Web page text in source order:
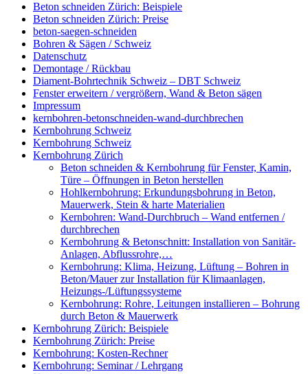
Beton schneiden Zürich: Beispiele
Beton schneiden Zürich: Preise
beton-saegen-schneiden
Bohren & Sägen / Schweiz
Datenschutz
Demontage / Rückbau
Diament-Bohrtechnik Schweiz – DBT Schweiz
Fenster erweitern / vergrößern, Wand & Beton sägen
Impressum
kernbohren-betonschneiden-wand-durchbrechen
Kernbohrung Schweiz
Kernbohrung Schweiz
Kernbohrung Zürich
Beton schneiden & Kernbohrung für Fenster, Kamin,
Türe – Öffnungen in Beton herstellen
Hohlkernbohrung: Erkundungsbohrung in Beton,
Mauerwerk, Stein & harte Materialien
Kernbohren: Wand-Durchbruch – Wand entfernen /
durchbrechen
Kernbohrung & Betonschnitt: Installation von Sanitär-
Anlagen, Abflussrohre,…
Kernbohrung: Klima, Heizung, Lüftung – Bohren in
Beton/Mauer zur Installation für Klimaanlagen,
Heizungs-/Lüftungssysteme
Kernbohrung: Rohre, Leitungen installieren – Bohrung
durch Beton & Mauerwerk
Kernbohrung Zürich: Beispiele
Kernbohrung Zürich: Preise
Kernbohrung: Kosten-Rechner
Kernbohrung: Seminar / Lehrgang